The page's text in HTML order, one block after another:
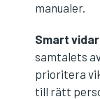
manualer.
Smart
samtalets
prioritera
till rätt